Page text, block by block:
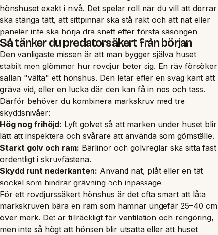
hönshuset exakt i nivå. Det spelar roll när du vill att dörrar
ska stänga tätt, att sittpinnar ska stå rakt och att nät eller
paneler inte ska börja dra snett efter första säsongen.
Så tänker du predatorsäkert från början
Den vanligaste missen är att man bygger själva huset
stabilt men glömmer hur rovdjur beter sig. En räv försöker
sällan "välta" ett hönshus. Den letar efter en svag kant att
gräva vid, eller en lucka där den kan få in nos och tass.
Därför behöver du kombinera markskruv med tre
skyddsnivåer:
Hög nog frihöjd: Lyft golvet så att marken under huset blir
lätt att inspektera och svårare att använda som gömställe.
Starkt golv och ram: Bärlinor och golvreglar ska sitta fast
ordentligt i skruvfästena.
Skydd runt nederkanten: Använd nät, plåt eller en tät
sockel som hindrar grävning och inpassage.
För ett rovdjurssäkert hönshus är det ofta smart att låta
markskruven bära en ram som hamnar ungefär 25–40 cm
över mark. Det är tillräckligt för ventilation och rengöring,
men inte så högt att hönsen blir utsatta eller att huset